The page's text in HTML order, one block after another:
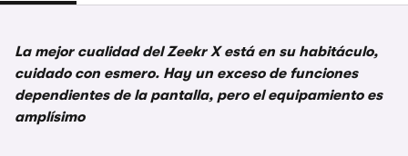
La mejor cualidad del Zeekr X está en su habitáculo,
cuidado con esmero. Hay un exceso de funciones
dependientes de la pantalla, pero el equipamiento es
amplísimo